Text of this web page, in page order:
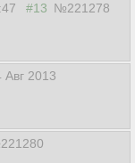
#13 №221278
Авг 2013